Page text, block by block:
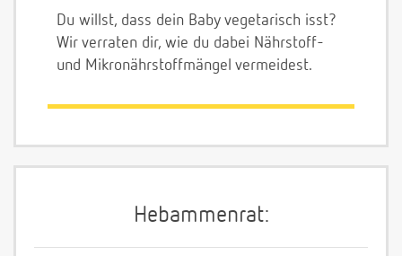
Du willst, dass dein Baby vegetarisch isst?
Wir verraten dir, wie du dabei Nährstoff-
und Mikronährstoffmängel vermeidest.
Hebammenrat: